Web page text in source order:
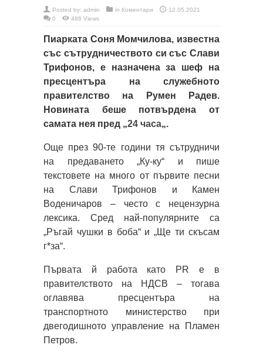
Posted by: admin in Коментари
12.05.2021
0
486 Views
Пиарката Соня Момчилова, известна
със сътрудничеството си със Слави
Трифонов, е назначена за шеф на
пресцентъра на служебното
правителство на Румен Радев.
Новината беше потвърдена от
самата нея пред „24 часа„.
Още през 90-те години тя сътрудничи
на предаването „Ку-ку“ и пише
текстовете на много от първите песни
на Слави Трифонов и Камен
Воденичаров – често с нецензурна
лексика. Сред най-популярните са
„Ръгай чушки в боба“ и „Ще ти скъсам
г*за“.
Първата й работа като PR е в
правителството на НДСВ – тогава
оглавява пресцентъра на
транспортното министерство при
двегодишното управление на Пламен
Петров.